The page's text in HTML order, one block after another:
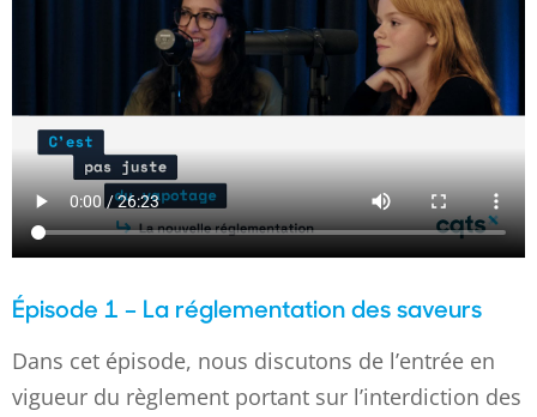
Épisode 1 – La réglementation des saveurs
Dans cet épisode, nous discutons de l’entrée en
vigueur du règlement portant sur l’interdiction des